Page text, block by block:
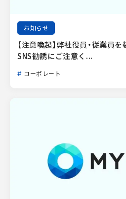
お知らせ
【注意喚起】弊社役員・従業員
SNS勧誘にご注意く...
コーポレート